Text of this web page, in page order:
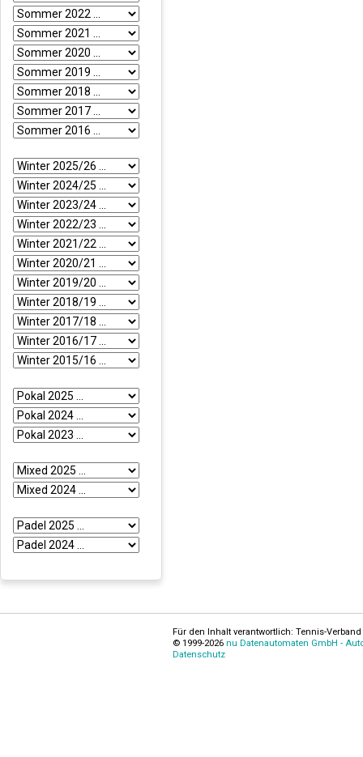
Für den Inhalt verantwortlich: Tennis-
© 1999-2026 nu Datenautomaten GmbH -
Datenschutz